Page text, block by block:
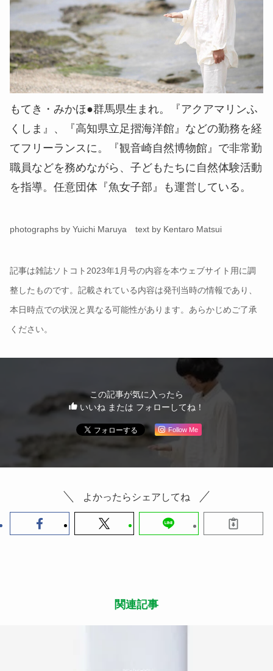
もてき・みかほ●群馬県生まれ。『アクアマリンふ
くしま』、『高知県立足摺海洋館』などの勤務を経
てフリーランスに。『観音崎自然博物館』で非常勤
職員などを務めながら、子どもたちに自然体験活動
を指導。任意団体『魚女子部』も運営している。
photographs by Yuichi Maruya text by Kentaro Matsui
記事は雑誌ソトコト2023年1月号の内容を本ウェブサイト用に調
整したものです。記載されている内容は発刊当時の情報であり、
本日時点での状況と異なる可能性があります。あらかじめご了承
ください。
この記事が気に入ったら
いいね または フォローしてね！
Follow Me
よかったらシェアしてね
関連記事